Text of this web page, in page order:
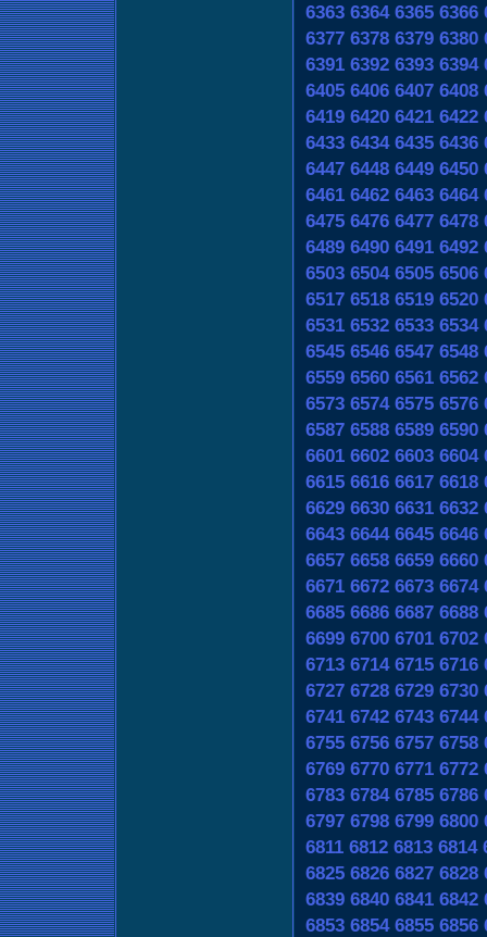
6363 6364 6365 6366
6377 6378 6379 6380
6391 6392 6393 6394
6405 6406 6407 6408
6419 6420 6421 6422
6433 6434 6435 6436
6447 6448 6449 6450
6461 6462 6463 6464
6475 6476 6477 6478
6489 6490 6491 6492
6503 6504 6505 6506
6517 6518 6519 6520
6531 6532 6533 6534
6545 6546 6547 6548
6559 6560 6561 6562
6573 6574 6575 6576
6587 6588 6589 6590
6601 6602 6603 6604
6615 6616 6617 6618
6629 6630 6631 6632
6643 6644 6645 6646
6657 6658 6659 6660
6671 6672 6673 6674
6685 6686 6687 6688
6699 6700 6701 6702
6713 6714 6715 6716
6727 6728 6729 6730
6741 6742 6743 6744
6755 6756 6757 6758
6769 6770 6771 6772
6783 6784 6785 6786
6797 6798 6799 6800
6811 6812 6813 6814
6825 6826 6827 6828
6839 6840 6841 6842
6853 6854 6855 6856